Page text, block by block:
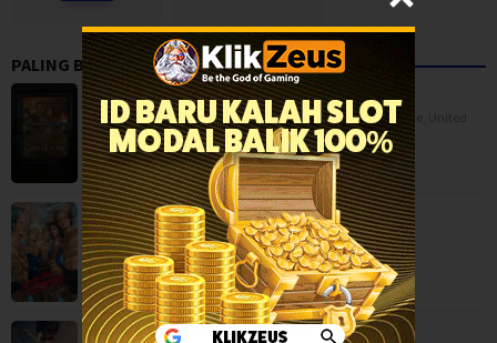
PALING BANYAK DITONTON
The Last House (2026)
BOX OFFICE, Horror, Movies, Science Fiction, Thriller,France
Kingdom,USA
The Shards (2026)
Drama,Mystery,Serial TV,USA
Agent Shaan: Elite Pursuit (2026)